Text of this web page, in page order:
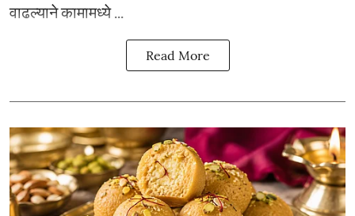
वाढल्याने कामामध्ये ...
Read More